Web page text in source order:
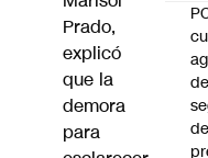
Prado,
explicó
que la
demora
para
de